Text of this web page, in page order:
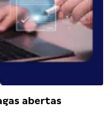
abertas